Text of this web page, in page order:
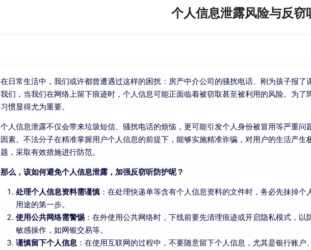
个人信息泄露风险与反窃
在日常生活中，我们或许都曾遭遇过这样的困扰：房产中介公司的骚扰电话、刚为孩子报
我们，当我们在网络上留下痕迹时，个人信息可能正面临着被窃取甚至被利用的风险。为
习惯显得尤为重要。
个人信息泄露不仅会带来垃圾短信、骚扰电话的烦恼，更可能引发个人身份被冒用等严重
因素。不法分子在精准掌握用户个人信息的前提下，能够实施精准诈骗，对用户的生活产
题，采取有效措施进行防范。
那么，该如何避免个人信息泄露，加强反窃听防护呢？
处理个人信息资料需谨慎 ：在处理快递单等含有个人信息资料的文件时，务必先抹掉
用途的第一步。
使用公共网络需警惕 ：在外使用公共网络时，下线前要先清理痕迹或开启隐私模式，
敏感操作，如网银交易等。
谨慎留下个人信息 ：在使用互联网的过程中，不要随意留下个人信息，尤其是银行账